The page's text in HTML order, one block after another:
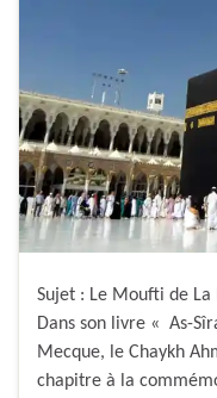
Sujet : Le Moufti de
Dans son livre « As-
Mecque, le Chaykh
chapitre à la